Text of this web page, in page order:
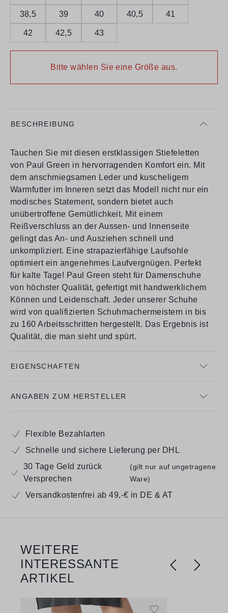
38,5 39 40 40,5 41
42 42,5 43
Bitte wählen Sie eine Größe aus.
BESCHREIBUNG
Tauchen Sie mit diesen erstklassigen Stiefeletten
von Paul Green in hervorragenden Komfort ein. Mit
dem anschmiegsamen Leder und kuscheligem
Warmfutter im Inneren setzt das Modell nicht nur ein
modisches Statement, sondern bietet auch
unübertroffene Gemütlichkeit. Mit einem
Reißverschluss an der Aussen- und Innenseite
gelingt das An- und Ausziehen schnell und
unkompliziert. Eine strapazierfähige Laufsohle
optimiert ein angenehmes Laufvergnügen. Perfekt
für kalte Tage! Paul Green steht für Damenschuhe
von höchster Qualität, gefertigt mit handwerklichem
Können und Leidenschaft. Jeder unserer Schuhe
wird von qualifizierten Schuhmachermeistern in bis
zu 160 Arbeitsschritten hergestellt. Das Ergebnis ist
Qualität, die man sieht und spürt.
EIGENSCHAFTEN
ANGABEN ZUM HERSTELLER
Flexible Bezahlarten
Schnelle und sichere Lieferung per DHL
30 Tage Geld zurück
Versprechen
(gilt nur auf ungetragene
Ware)
Versandkostenfrei ab 49,-€ in DE & AT
Produktgalerie überspringen
WEITERE
INTERESSANTE
ARTIKEL